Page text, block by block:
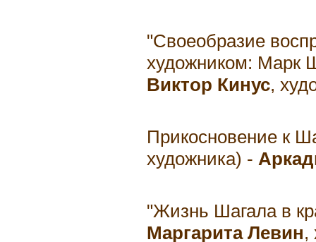
"Своеобразие
художником: Марк
Виктор Кинус,
Прикосновение к
художника) -
"Жизнь Шагала в
Маргарита Левин,